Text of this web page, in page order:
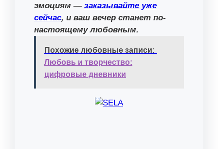
эмоциям — заказывайте уже
сейчас, и ваш вечер станет по-
настоящему любовным.
Похожие любовные записи:
Любовь и творчество:
цифровые дневники